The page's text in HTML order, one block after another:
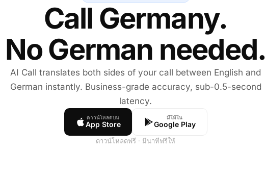
Call Germany.
No German needed.
AI Call translates both sides of your call between English and
German instantly. Business-grade accuracy, sub-0.5-second
latency.
ดาวน์โหลดบน
App Store
มีให้ใน
Google Play
ดาวน์โหลดฟรี · มีนาทีฟรีให้